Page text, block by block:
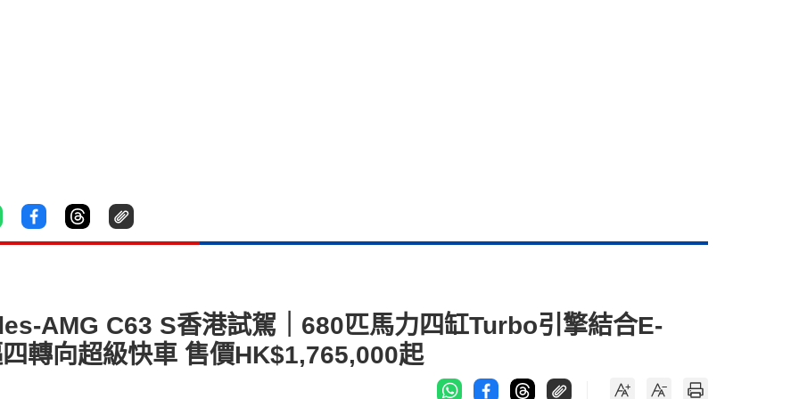
AMG C63 S香港試駕｜680匹馬力四缸Turbo引擎結合E-
轉向超級快車 售價HK$1,765,000起